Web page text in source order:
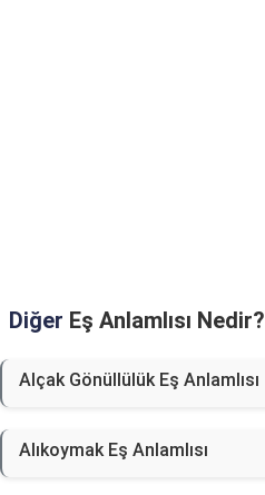
Diğer Eş Anlamlısı Nedir?
Alçak Gönüllülük Eş Anlamlısı
Alıkoymak Eş Anlamlısı